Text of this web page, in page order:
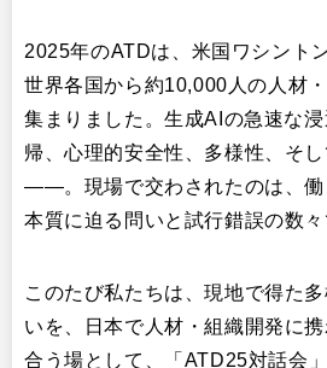
2025年のATDは、米国ワシント
世界各国から約10,000人の人材
集まりました。生成AIの急速な
帰、心理的安全性、多様性、そ
——。現場で交わされたのは、働
本質に迫る問いと試行錯誤の数々
このたび私たちは、現地で得た
いを、日本で人材・組織開発に
合う場として、「ATD25対話会